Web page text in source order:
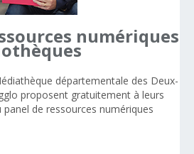
numériques
départementale des Deux-
proposent gratuitement à leurs
de ressources numériques